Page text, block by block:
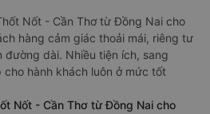
Nốt - Cần Thơ từ Đồng Nai cho
hàng cảm giác thoải mái, riêng tư
đường dài. Nhiều tiện ích, sang
hành khách luôn ở mức tốt
Nốt - Cần Thơ từ Đồng Nai cho